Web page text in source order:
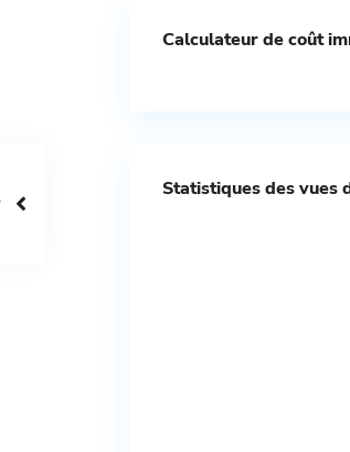
Calculateur de coût
Statistiques des vues